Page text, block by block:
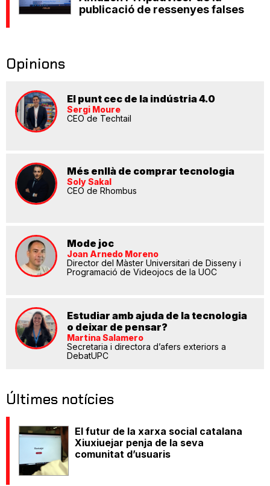
publicació de ressenyes falses
Opinions
El punt cec de la indústria 4.0
Sergi Moure
CEO de Techtail
Més enllà de comprar tecnologia
Soly Sakal
CEO de Rhombus
Mode joc
Joan Arnedo Moreno
Director del Màster Universitari de Disseny i
Programació de Videojocs de la UOC
Estudiar amb ajuda de la tecnologia
o deixar de pensar?
Martina Salamero
Secretaria i directora d’afers exteriors a
DebatUPC
Últimes notícies
El futur de la xarxa social catalana
Xiuxiuejar penja de la seva
comunitat d’usuaris